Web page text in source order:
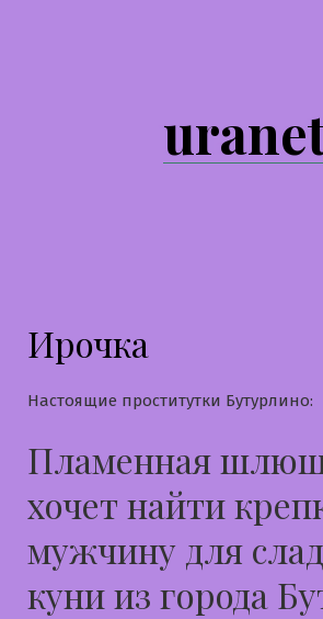
Ирочка
Настоящие проститутки Бутурлино:
Пламенная
хочет найти
мужчину для
куни из города